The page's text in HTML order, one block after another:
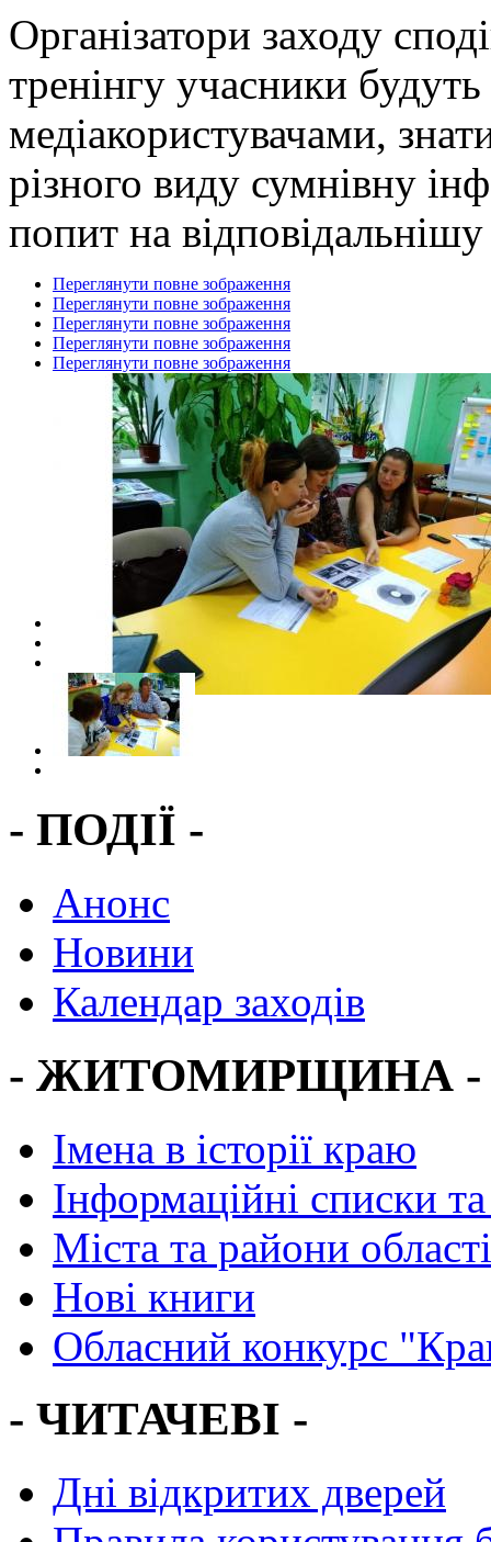
Організатори заходу
тренінгу учасники
медіакористувачами,
різного виду сумнівну
попит на
Переглянути повне зображення
Переглянути повне зображення
Переглянути повне зображення
Переглянути повне зображення
Переглянути повне зображення
- ПОДІЇ -
Анонс
Новини
Календар заходів
- ЖИТОМИРЩИНА -
Імена в історії краю
Інформаційні списки
Міста та райони області
Нові книги
Обласний конкурс
- ЧИТАЧЕВІ -
Дні відкритих дверей